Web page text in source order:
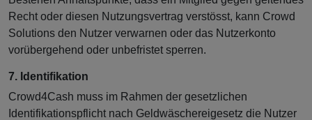
Recht oder diesen Nutzungsvertrag verstösst, kann Crowd
Solutions den Nutzer verwarnen oder das Nutzerkonto
vorübergehend oder unbefristet sperren.
7. Identifikation
Crowd4Cash muss im Rahmen der gesetzlichen
Identifikationspflicht nach Geldwäschereigesetz die Nutzer